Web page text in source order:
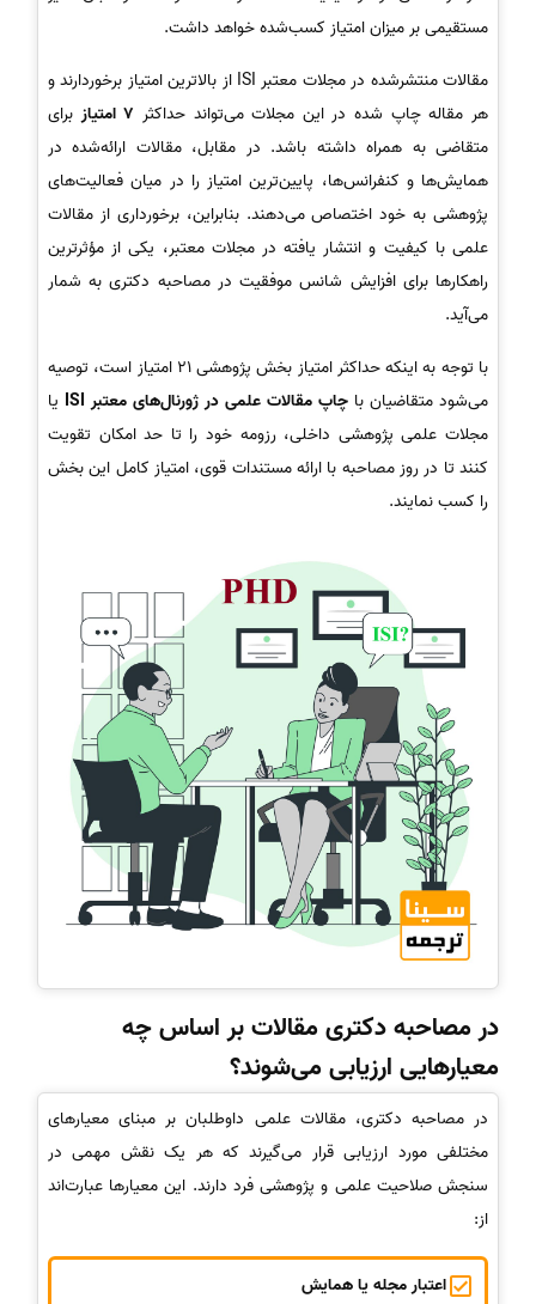
مستقیمی بر میزان امتیاز کسب‌شده خواهد داشت.
مقالات منتشرشده در مجلات معتبر ISI از بالاترین امتیاز برخوردارند و
هر مقاله چاپ شده در این مجلات می‌تواند حداکثر 7 امتیاز
برای
متقاضی به همراه داشته باشد. در مقابل، مقالات ارائه‌شده در
همایش‌ها و کنفرانس‌ها، پایین‌ترین امتیاز را در میان فعالیت‌های
پژوهشی به خود اختصاص می‌دهند. بنابراین، برخورداری از مقالات
علمی با کیفیت و انتشار یافته در مجلات معتبر، یکی از مؤثرترین
راهکارها برای افزایش شانس موفقیت در مصاحبه دکتری به شمار
می‌آید.
با توجه به اینکه حداکثر امتیاز بخش پژوهشی 21 امتیاز است، توصیه
می‌شود متقاضیان با چاپ مقالات علمی در ژورنال‌های معتبر ISI
یا
مجلات علمی پژوهشی داخلی، رزومه خود را تا حد امکان تقویت
کنند تا در روز مصاحبه با ارائه مستندات قوی، امتیاز کامل این بخش
را کسب نمایند.
در مصاحبه دکتری مقالات بر اساس چه
معیارهایی ارزیابی می‌شوند؟
در مصاحبه دکتری، مقالات علمی داوطلبان بر مبنای معیارهای
مختلفی مورد ارزیابی قرار می‌گیرند که هر یک نقش مهمی در
سنجش صلاحیت علمی و پژوهشی فرد دارند. این معیارها عبارت‌اند
از:
اعتبار مجله یا همایش